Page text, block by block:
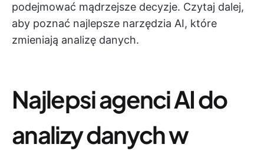
podejmować mądrzejsze decyzje. Czytaj dalej,
aby poznać najlepsze narzędzia AI, które
zmieniają analizę danych.
Najlepsi agenci AI do
analizy danych w